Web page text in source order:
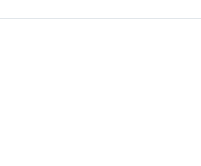
“Why We Cry: The Truth About Tearing Up”